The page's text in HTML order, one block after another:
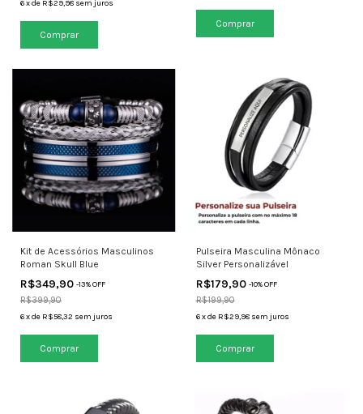
6xde R$29,98 sem juros
Comprar
Comprar
Kit de Acessórios Masculinos
Roman Skull Blue
R$349,90 -13% OFF
R$399,90
6xde R$58,32 sem juros
Pulseira Masculina Mônaco
Silver Personalizável
R$179,90 -10% OFF
R$199,90
6 xde R$29,98 sem juros
Comprar